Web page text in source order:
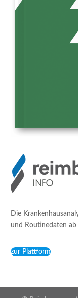
Die
und Routinedaten ab
zur Plattform